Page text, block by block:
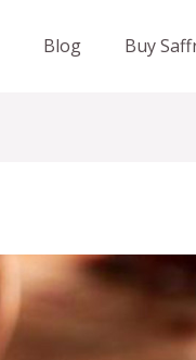
Blog Buy